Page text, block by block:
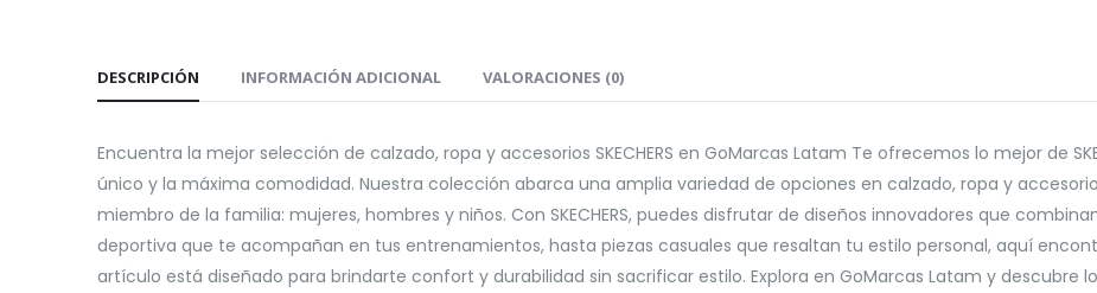
DESCRIPCIÓN INFORMACIÓN ADICIONAL VALORACIONES (0)
Encuentra la mejor selección de calzado, ropa y accesorios SKECHERS en GoMarcas Latam Te ofrecemos lo mejor de
único y la máxima comodidad. Nuestra colección abarca una amplia variedad de opciones en calzado, ropa y
miembro de la familia: mujeres, hombres y niños. Con SKECHERS, puedes disfrutar de diseños innovadores que
deportiva que te acompañan en tus entrenamientos, hasta piezas casuales que resaltan tu estilo personal, aquí
artículo está diseñado para brindarte confort y durabilidad sin sacrificar estilo. Explora en GoMarcas Latam y descubre